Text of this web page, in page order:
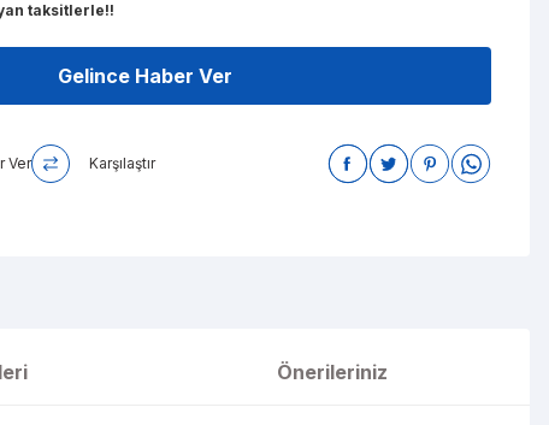
taksitlerle!!
Gelince Haber Ver
Ver Karşılaştır
Önerileriniz